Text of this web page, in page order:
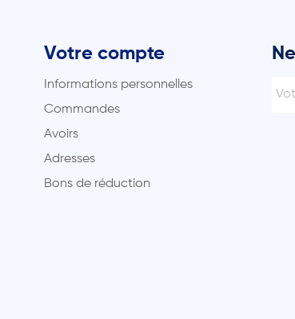
Votre compte
Informations personnelles
Commandes
Avoirs
Adresses
Bons de réduction